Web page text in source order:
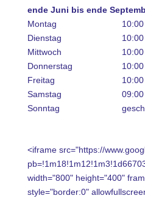
ende Juni bis ende
Montag
Dienstag
Mittwoch
Donnerstag
Freitag
Samstag
Sonntag
<iframe src="https://
width="800" height="400"
style="border:0"